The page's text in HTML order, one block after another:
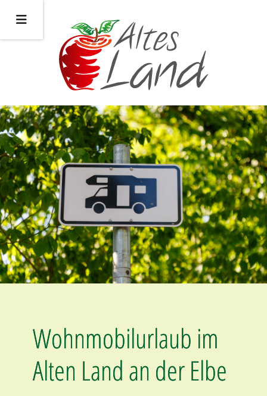
Wohnmobilurlaub im
Alten Land an der Elbe